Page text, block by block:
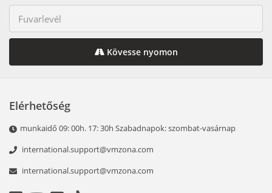
Kövesse nyomon
Elérhetőség
munkaidő 09: 00h. 17: 30h Szabadnapok: szombat-vasárnap
international.support@vmzona.com
international.support@vmzona.com